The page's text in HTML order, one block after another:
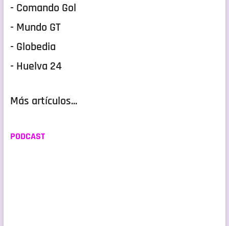
- Comando Gol
- Mundo GT
- Globedia
- Huelva 24
Más artículos...
PODCAST